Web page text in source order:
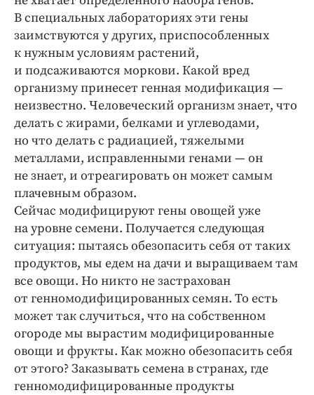
В специальных лабораториях эти гены
заимствуются у других, приспособленных
к нужным условиям растений,
и подсаживаются моркови. Какой вред
организму принесет генная модификация —
неизвестно. Человеческий организм знает, что
делать с жирами, белками и углеводами,
но что делать с радиацией, тяжелыми
металлами, исправленными генами — он
не знает, и отреагировать он может самым
плачевным образом.
Сейчас модифицируют гены овощей уже
на уровне семени. Получается следующая
ситуация: пытаясь обезопасить себя от таких
продуктов, мы едем на дачи и выращиваем там
все овощи. Но никто не застрахован
от генномодифицированных семян. То есть
может так случиться, что на собственном
огороде мы вырастим модифицированные
овощи и фрукты. Как можно обезопасить себя
от этого? Заказывать семена в странах, где
генномодифицированные продукты